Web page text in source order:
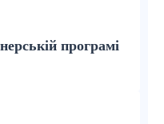
програмі